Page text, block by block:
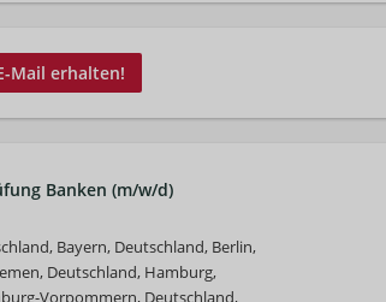
Mail erhalten!
Banken (m/w/d)
Bayern, Deutschland, Berlin,
Deutschland, Hamburg,
Vorpommern, Deutschland,